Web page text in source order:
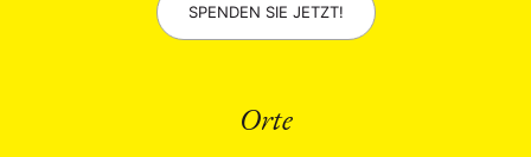
SPENDEN SIE JETZT!
Orte